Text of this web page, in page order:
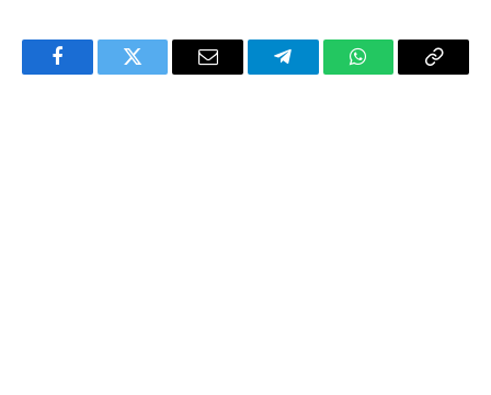
FacebookTwitter Email TelegramWhatsAppCopy